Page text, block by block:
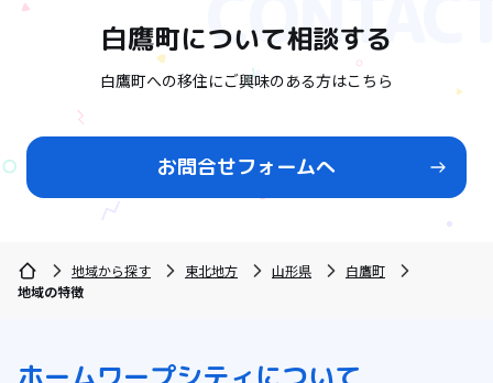
白鷹町について相談する
白鷹町への移住にご興味のある方はこちら
お問合せフォームへ
地域から探す 東北地方 山形県
白鷹町
地域の特徴